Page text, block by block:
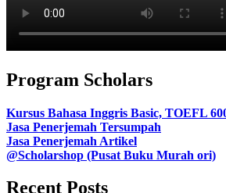
Program Scholars
Kursus Bahasa Inggris Basic, TOEFL
Jasa Penerjemah Tersumpah
Jasa Penerjemah Artikel
@Scholarshop (Pusat Buku Murah ori)
Recent Posts